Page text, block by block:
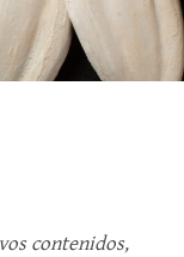
contenidos,